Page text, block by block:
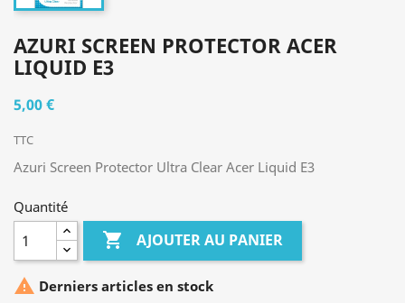
AZURI SCREEN PROTECTOR ACER
LIQUID E3
5,00 €
TTC
Azuri Screen Protector Ultra Clear Acer Liquid E3
Quantité
 AJOUTER AU PANIER
 Derniers articles en stock